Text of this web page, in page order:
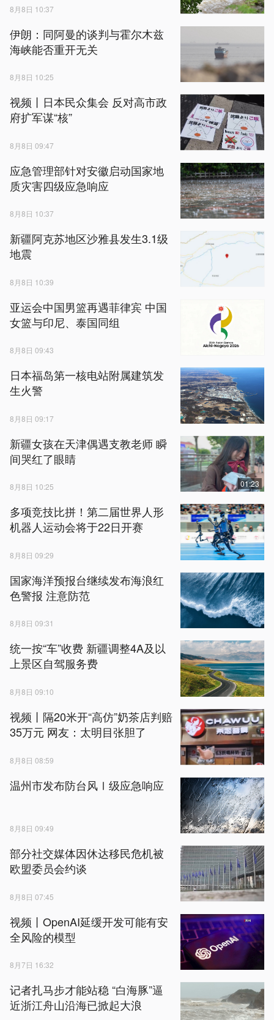
8月8日 10:37
伊朗：同阿曼的谈判与霍尔木兹
海峡能否重开无关
8月8日 10:25
视频丨日本民众集会 反对高市政
府扩军谋“核”
8月8日 09:47
应急管理部针对安徽启动国家地
质灾害四级应急响应
8月8日 10:37
新疆阿克苏地区沙雅县发生3.1级
地震
8月8日 10:39
亚运会中国男篮再遇菲律宾 中国
女篮与印尼、泰国同组
8月8日 09:43
日本福岛第一核电站附属建筑发
生火警
8月8日 09:17
新疆女孩在天津偶遇支教老师 瞬
间哭红了眼睛
8月8日 10:25 01:23
多项竞技比拼！第二届世界人形
机器人运动会将于22日开赛
8月8日 09:29
国家海洋预报台继续发布海浪红
色警报 注意防范
8月8日 09:31
统一按“车”收费 新疆调整4A及以
上景区自驾服务费
8月8日 09:10
视频丨隔20米开“高仿”奶茶店判赔
35万元 网友：太明目张胆了
8月8日 08:59
温州市发布防台风Ⅰ级应急响应
8月8日 09:49
部分社交媒体因休达移民危机被
欧盟委员会约谈
8月8日 07:45
视频丨OpenAI延缓开发可能有安
全风险的模型
8月7日 16:32
记者扎马步才能站稳 “白海豚”逼
近浙江舟山沿海已掀起大浪